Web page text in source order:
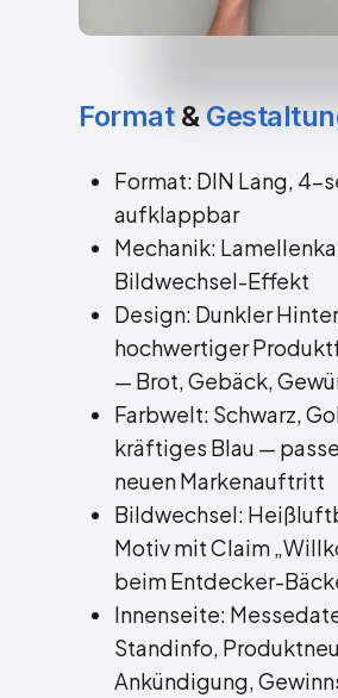
Format&
Format: DIN Lang, 4-
aufklappbar
Mechanik:
Bildwechsel-Effekt
Design: Dunkler
hochwertiger
— Brot, Gebäck,
Farbwelt: Schwarz,
kräftiges Blau —
neuen Markenauftritt
Bildwechsel:
Motiv mit Claim
beim Entdecker-
Innenseite:
Standinfo,
Ankündigung,